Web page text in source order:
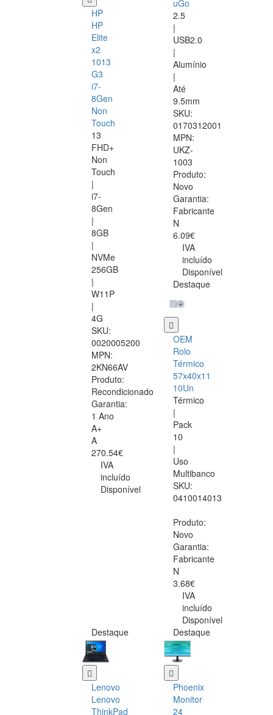
HP
HP
Elite
x2
1013
G3
i7-
8Gen
Non
Touch
13
FHD+
Non
Touch
|
i7-
8Gen
|
8GB
|
NVMe
256GB
|
W11P
|
4G
SKU:
0020005200
MPN:
2KN66AV
Produto:
Recondicionado
Garantia:
1 Ano
A+
A
270.54€
IVA
incluído
Disponível
uGo
2.5
|
USB2.0
|
Alumínio
|
Até
9.5mm
SKU:
0170312001
MPN:
UKZ-
1003
Produto:
Novo
Garantia:
Fabricante
N
6.09€
IVA
incluído
Disponível
Destaque
OEM
Rolo
Térmico
57x40x11
10Un
Térmico
|
Pack
10
|
Uso
Multibanco
SKU:
0410014013
Produto:
Novo
Garantia:
Fabricante
N
3.68€
IVA
incluído
Disponível
Destaque
Lenovo
Lenovo
ThinkPad
Destaque
Phoenix
Monitor
24